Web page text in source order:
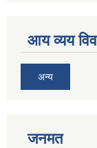
आय व्यय
अन्य
जनमत